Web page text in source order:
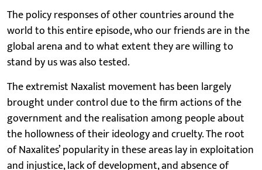
The policy responses of other countries around the
world to this entire episode, who our friends are in the
global arena and to what extent they are willing to
stand by us was also tested.
The extremist Naxalist movement has been largely
brought under control due to the firm actions of the
government and the realisation among people about
the hollowness of their ideology and cruelty. The root
of Naxalites’ popularity in these areas lay in exploitation
and injustice, lack of development, and absence of